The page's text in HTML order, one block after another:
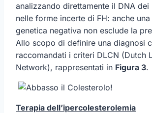
analizzando direttamente il DNA
nelle forme incerte di FH: anche una
genetica negativa non esclude la
Allo scopo di definire una diagnosi
raccomandati i criteri DLCN (Dutch
Network), rappresentati in Figura 3.
Terapia dell’ipercolesterolemia